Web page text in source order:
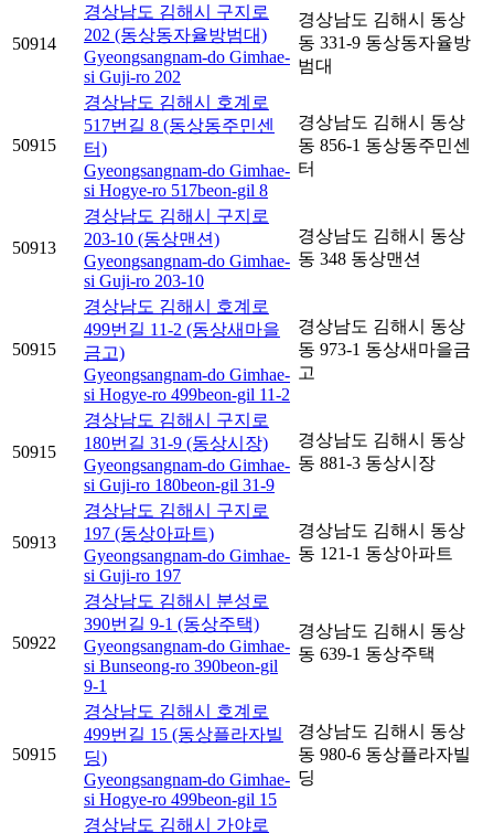
50914
경상남도 김해시 구지로
202 (동상동자율방범대)
Gyeongsangnam-do Gimhae-
si Guji-ro 202
경상남도 김해시 동상
동 331-9 동상동자율방
범대
50915
경상남도 김해시 호계로
517번길 8 (동상동주민센
터)
Gyeongsangnam-do Gimhae-
si Hogye-ro 517beon-gil 8
경상남도 김해시 동상
동 856-1 동상동주민센
터
50913
경상남도 김해시 구지로
203-10 (동상맨션)
Gyeongsangnam-do Gimhae-
si Guji-ro 203-10
경상남도 김해시 동상
동 348 동상맨션
50915
경상남도 김해시 호계로
499번길 11-2 (동상새마을
금고)
Gyeongsangnam-do Gimhae-
si Hogye-ro 499beon-gil 11-2
경상남도 김해시 동상
동 973-1 동상새마을금
고
50915
경상남도 김해시 구지로
180번길 31-9 (동상시장)
Gyeongsangnam-do Gimhae-
si Guji-ro 180beon-gil 31-9
경상남도 김해시 동상
동 881-3 동상시장
50913
경상남도 김해시 구지로
197 (동상아파트)
Gyeongsangnam-do Gimhae-
si Guji-ro 197
경상남도 김해시 동상
동 121-1 동상아파트
50922
경상남도 김해시 분성로
390번길 9-1 (동상주택)
Gyeongsangnam-do Gimhae-
si Bunseong-ro 390beon-gil
9-1
경상남도 김해시 동상
동 639-1 동상주택
50915
경상남도 김해시 호계로
499번길 15 (동상플라자빌
딩)
Gyeongsangnam-do Gimhae-
si Hogye-ro 499beon-gil 15
경상남도 김해시 동상
동 980-6 동상플라자빌
딩
경상남도 김해시 가야로